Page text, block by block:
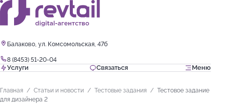
Балаково, ул. Комсомольская, 47б
8 (8453) 51-20-04
Услуги Связаться Меню
Главная Статьи и новости Тестовые задания
Тестовое задание
для дизайнера 2